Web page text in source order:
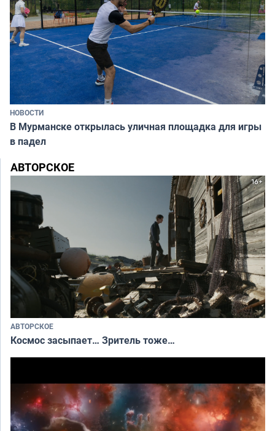
НОВОСТИ
В Мурманске открылась уличная площадка для игры
в падел
АВТОРСКОЕ
АВТОРСКОЕ
Космос засыпает… Зритель тоже…